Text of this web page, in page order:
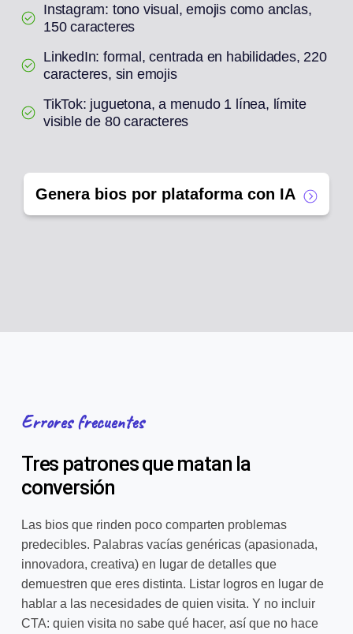
Instagram: tono visual, emojis como anclas,
150 caracteres
LinkedIn: formal, centrada en habilidades, 220
caracteres, sin emojis
TikTok: juguetona, a menudo 1 línea, límite
visible de 80 caracteres
Genera bios por plataforma con IA
Errores frecuentes
Tres patrones que matan la
conversión
Las bios que rinden poco comparten problemas
predecibles. Palabras vacías genéricas (apasionada,
innovadora, creativa) en lugar de detalles que
demuestren que eres distinta. Listar logros en lugar de
hablar a las necesidades de quien visita. Y no incluir
CTA: quien visita no sabe qué hacer, así que no hace